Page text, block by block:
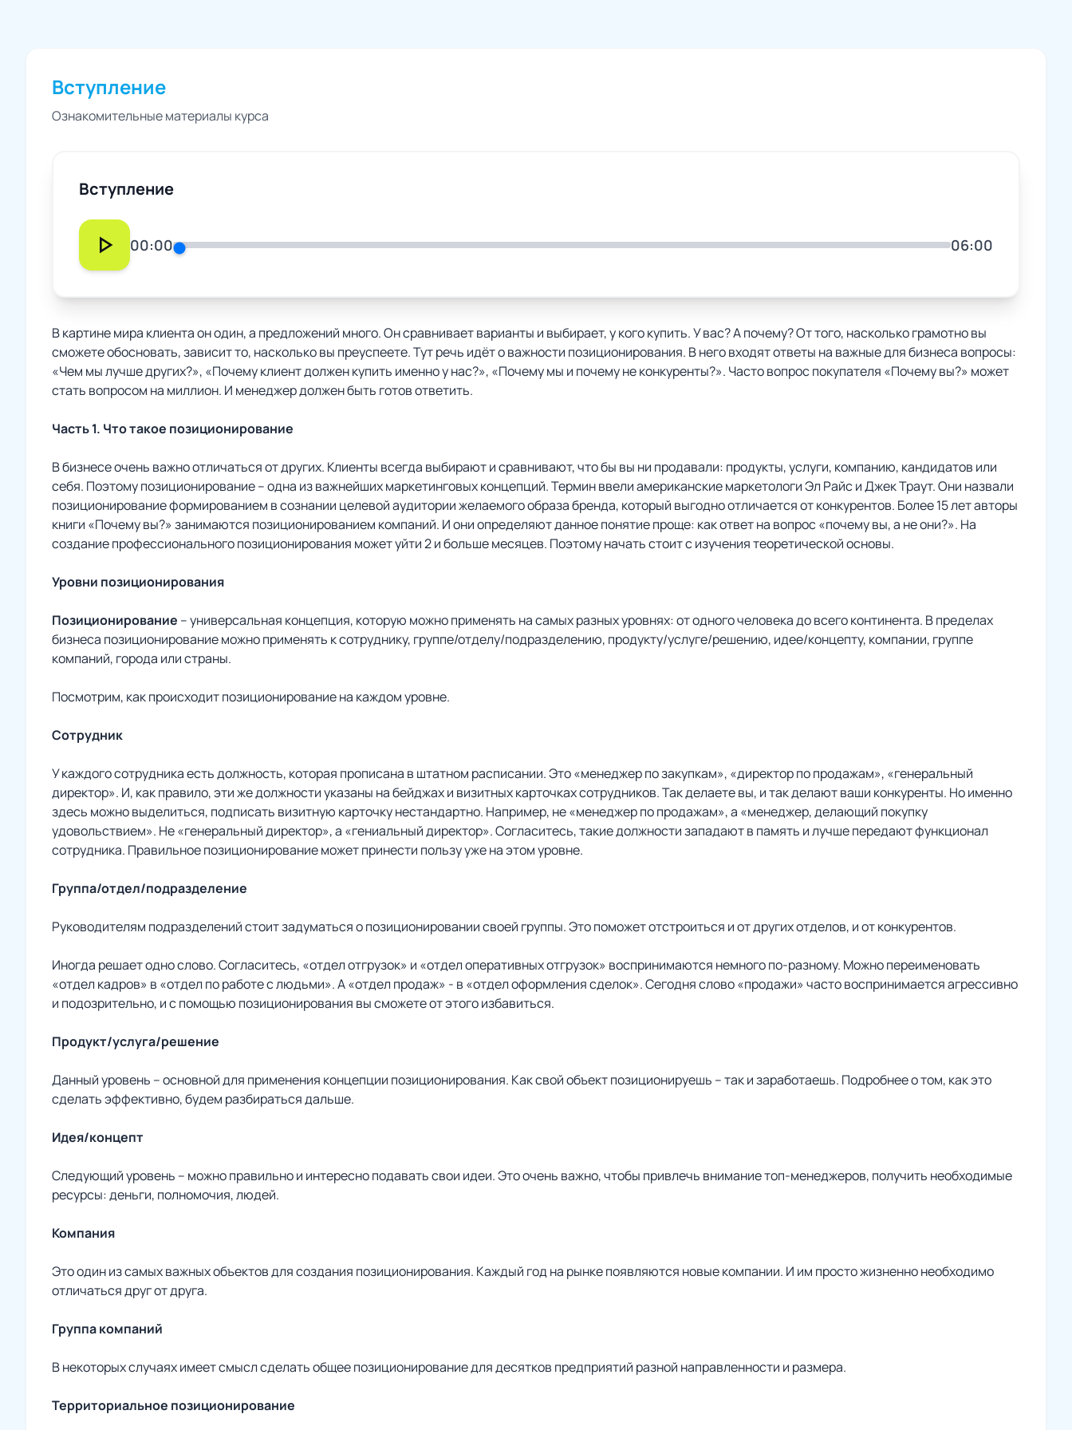
Вступление
Ознакомительные материалы курса
Вступление
play_arrow 00:00 06:00
В картине мира клиента он один, а предложений много. Он сравнивает варианты и выбирает, у кого купить. У вас? А почему? От того, насколько грамотно вы
сможете обосновать, зависит то, насколько вы преуспеете. Тут речь идёт о важности позиционирования. В него входят ответы на важные для бизнеса вопросы:
«Чем мы лучше других?», «Почему клиент должен купить именно у нас?», «Почему мы и почему не конкуренты?». Часто вопрос покупателя «Почему вы?» может
стать вопросом на миллион. И менеджер должен быть готов ответить.
Часть 1. Что такое позиционирование
В бизнесе очень важно отличаться от других. Клиенты всегда выбирают и сравнивают, что бы вы ни продавали: продукты, услуги, компанию, кандидатов или
себя. Поэтому позиционирование – одна из важнейших маркетинговых концепций. Термин ввели американские маркетологи Эл Райс и Джек Траут. Они назвали
позиционирование формированием в сознании целевой аудитории желаемого образа бренда, который выгодно отличается от конкурентов. Более 15 лет авторы
книги «Почему вы?» занимаются позиционированием компаний. И они определяют данное понятие проще: как ответ на вопрос «почему вы, а не они?». На
создание профессионального позиционирования может уйти 2 и больше месяцев. Поэтому начать стоит с изучения теоретической основы.
Уровни позиционирования
Позиционирование – универсальная концепция, которую можно применять на самых разных уровнях: от одного человека до всего континента. В пределах
бизнеса позиционирование можно применять к сотруднику, группе/отделу/подразделению, продукту/услуге/решению, идее/концепту, компании, группе
компаний, города или страны.
Посмотрим, как происходит позиционирование на каждом уровне.
Сотрудник
У каждого сотрудника есть должность, которая прописана в штатном расписании. Это «менеджер по закупкам», «директор по продажам», «генеральный
директор». И, как правило, эти же должности указаны на бейджах и визитных карточках сотрудников. Так делаете вы, и так делают ваши конкуренты. Но именно
здесь можно выделиться, подписать визитную карточку нестандартно. Например, не «менеджер по продажам», а «менеджер, делающий покупку
удовольствием». Не «генеральный директор», а «гениальный директор». Согласитесь, такие должности западают в память и лучше передают функционал
сотрудника. Правильное позиционирование может принести пользу уже на этом уровне.
Группа/отдел/подразделение
Руководителям подразделений стоит задуматься о позиционировании своей группы. Это поможет отстроиться и от других отделов, и от конкурентов.
Иногда решает одно слово. Согласитесь, «отдел отгрузок» и «отдел оперативных отгрузок» воспринимаются немного по-разному. Можно переименовать
«отдел кадров» в «отдел по работе с людьми». А «отдел продаж» - в «отдел оформления сделок». Сегодня слово «продажи» часто воспринимается агрессивно
и подозрительно, и с помощью позиционирования вы сможете от этого избавиться.
Продукт/услуга/решение
Данный уровень – основной для применения концепции позиционирования. Как свой объект позиционируешь – так и заработаешь. Подробнее о том, как это
сделать эффективно, будем разбираться дальше.
Идея/концепт
Следующий уровень – можно правильно и интересно подавать свои идеи. Это очень важно, чтобы привлечь внимание топ-менеджеров, получить необходимые
ресурсы: деньги, полномочия, людей.
Компания
Это один из самых важных объектов для создания позиционирования. Каждый год на рынке появляются новые компании. И им просто жизненно необходимо
отличаться друг от друга.
Группа компаний
В некоторых случаях имеет смысл сделать общее позиционирование для десятков предприятий разной направленности и размера.
Территориальное позиционирование